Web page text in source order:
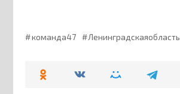
команда47 Ленинградскаяобласть